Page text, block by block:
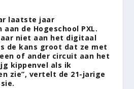
laatste jaar
de Hogeschool PXL.
niet aan het digitaal
de kans groot dat ze met
of ander circuit aan het
kippenvel als ik
zie”, vertelt de 21-jarige